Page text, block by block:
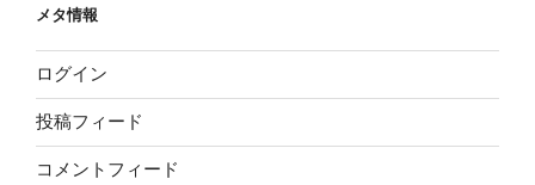
メタ情報
ログイン
投稿フィード
コメントフィード